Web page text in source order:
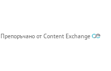
Препоръчано от Content Exchange